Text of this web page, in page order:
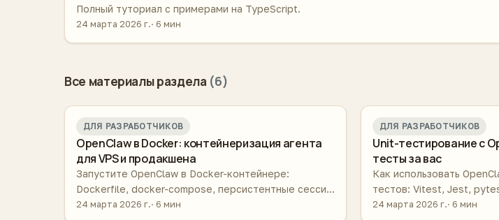
Полный туториал с примерами на TypeScript.
24 марта 2026 г. 6 мин
Все материалы раздела (6)
ДЛЯ РАЗРАБОТЧИКОВ
OpenClaw в Docker: контейнеризация агента
для VPS и продакшена
Запустите OpenClaw в Docker-контейнере:
Dockerfile, docker-compose, персистентные сессии,
переменные окружения, безопасность и
24 марта 2026 г. 6 мин
ДЛЯ РАЗРАБОТЧИКОВ
Unit-тестирование с
тесты за вас
Как использовать
тестов: Vitest, Jest,
интеграция в CI/CD и
24 марта 2026 г. 6 мин